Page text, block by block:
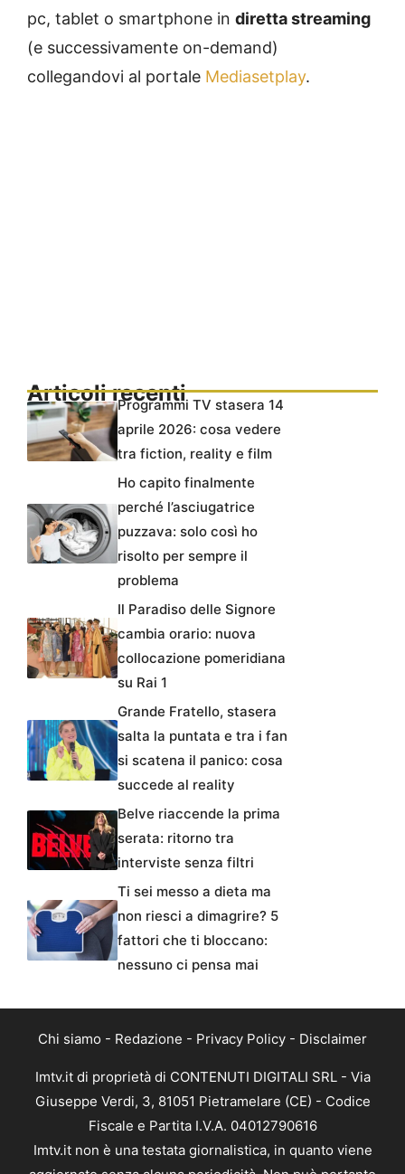
pc, tablet o smartphone in diretta streaming
(e successivamente on-demand)
collegandovi al portale Mediasetplay.
Articoli recentiProgrammi TV stasera 14
aprile 2026: cosa vedere
tra fiction, reality e film
Ho capito finalmente
perché l’asciugatrice
puzzava: solo così ho
risolto per sempre il
problema
Il Paradiso delle Signore
cambia orario: nuova
collocazione pomeridiana
su Rai 1
Grande Fratello, stasera
salta la puntata e tra i fan
si scatena il panico: cosa
succede al reality
Belve riaccende la prima
serata: ritorno tra
interviste senza filtri
Ti sei messo a dieta ma
non riesci a dimagrire? 5
fattori che ti bloccano:
nessuno ci pensa mai
Chi siamo - Redazione - Privacy Policy - Disclaimer
Imtv.it di proprietà di CONTENUTI DIGITALI SRL - Via
Giuseppe Verdi, 3, 81051 Pietramelare (CE) - Codice
Fiscale e Partita I.V.A. 04012790616
Imtv.it non è una testata giornalistica, in quanto viene